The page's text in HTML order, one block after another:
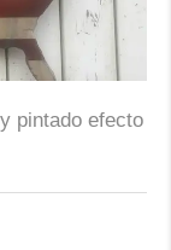
pintado efecto